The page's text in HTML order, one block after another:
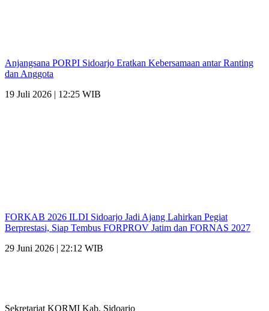
Anjangsana PORPI Sidoarjo Eratkan Kebersamaan antar Ranting
dan Anggota
19 Juli 2026 | 12:25 WIB
FORKAB 2026 ILDI Sidoarjo Jadi Ajang Lahirkan Pegiat
Berprestasi, Siap Tembus FORPROV Jatim dan FORNAS 2027
29 Juni 2026 | 22:12 WIB
Sekretariat KORMI Kab. Sidoarjo